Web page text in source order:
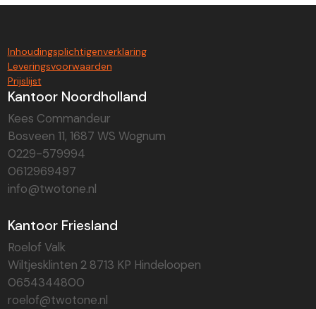
Inhoudingsplichtigenverklaring
Leveringsvoorwaarden
Prijslijst
Kantoor Noordholland
Kees Commandeur
Bosveen 11, 1687 WS Wognum
0229-579994
0612969497
info@twotone.nl
Kantoor Friesland
Roelof Valk
Wiltjesklinten 2 8713 KP Hindeloopen
0654344800
roelof@twotone.nl